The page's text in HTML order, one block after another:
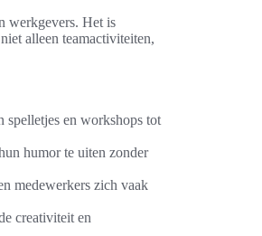
werkgevers. Het is
alleen teamactiviteiten,
spelletjes en workshops tot
humor te uiten zonder
medewerkers zich vaak
creativiteit en